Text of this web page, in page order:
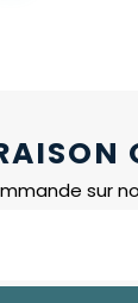
sur